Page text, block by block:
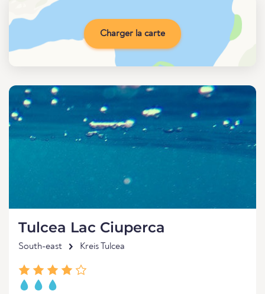
Charger la carte
Tulcea Lac Ciuperca
South-east Kreis Tulcea